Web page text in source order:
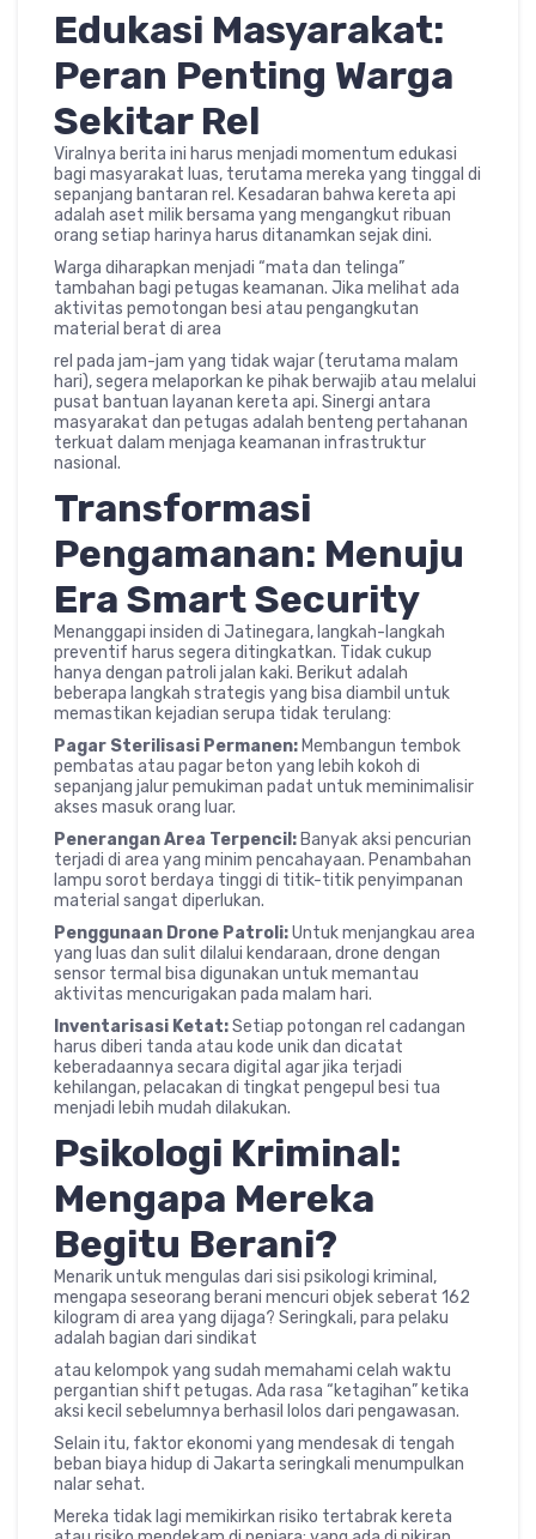
Edukasi Masyarakat:
Peran Penting Warga
Sekitar Rel
Viralnya berita ini harus menjadi momentum edukasi
bagi masyarakat luas, terutama mereka yang tinggal di
sepanjang bantaran rel. Kesadaran bahwa kereta api
adalah aset milik bersama yang mengangkut ribuan
orang setiap harinya harus ditanamkan sejak dini.
Warga diharapkan menjadi “mata dan telinga”
tambahan bagi petugas keamanan. Jika melihat ada
aktivitas pemotongan besi atau pengangkutan
material berat di area
rel pada jam-jam yang tidak wajar (terutama malam
hari), segera melaporkan ke pihak berwajib atau melalui
pusat bantuan layanan kereta api. Sinergi antara
masyarakat dan petugas adalah benteng pertahanan
terkuat dalam menjaga keamanan infrastruktur
nasional.
Transformasi
Pengamanan: Menuju
Era Smart Security
Menanggapi insiden di Jatinegara, langkah-langkah
preventif harus segera ditingkatkan. Tidak cukup
hanya dengan patroli jalan kaki. Berikut adalah
beberapa langkah strategis yang bisa diambil untuk
memastikan kejadian serupa tidak terulang:
Pagar Sterilisasi Permanen: Membangun tembok
pembatas atau pagar beton yang lebih kokoh di
sepanjang jalur pemukiman padat untuk meminimalisir
akses masuk orang luar.
Penerangan Area Terpencil: Banyak aksi pencurian
terjadi di area yang minim pencahayaan. Penambahan
lampu sorot berdaya tinggi di titik-titik penyimpanan
material sangat diperlukan.
Penggunaan Drone Patroli:Untuk menjangkau area
yang luas dan sulit dilalui kendaraan, drone dengan
sensor termal bisa digunakan untuk memantau
aktivitas mencurigakan pada malam hari.
Inventarisasi Ketat:Setiap potongan rel cadangan
harus diberi tanda atau kode unik dan dicatat
keberadaannya secara digital agar jika terjadi
kehilangan, pelacakan di tingkat pengepul besi tua
menjadi lebih mudah dilakukan.
Psikologi Kriminal:
Mengapa Mereka
Begitu Berani?
Menarik untuk mengulas dari sisi psikologi kriminal,
mengapa seseorang berani mencuri objek seberat 162
kilogram di area yang dijaga? Seringkali, para pelaku
adalah bagian dari sindikat
atau kelompok yang sudah memahami celah waktu
pergantian shift petugas. Ada rasa “ketagihan” ketika
aksi kecil sebelumnya berhasil lolos dari pengawasan.
Selain itu, faktor ekonomi yang mendesak di tengah
beban biaya hidup di Jakarta seringkali menumpulkan
nalar sehat.
Mereka tidak lagi memikirkan risiko tertabrak kereta